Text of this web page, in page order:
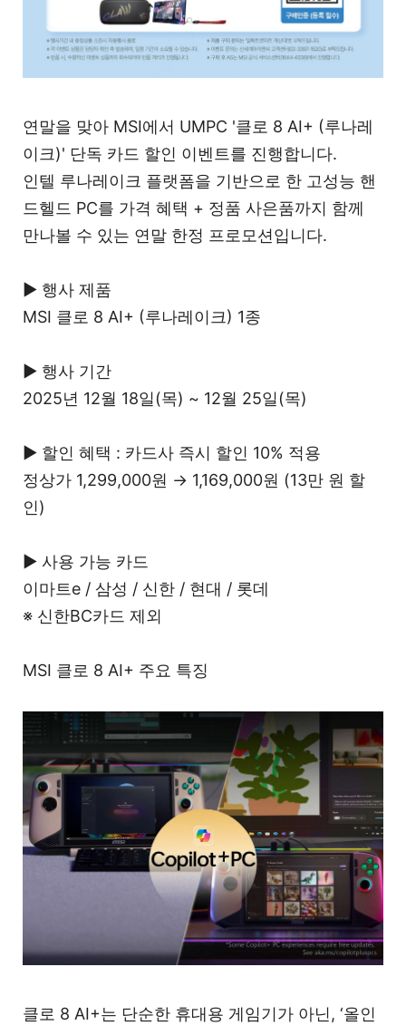
연말을 맞아 MSI에서 UMPC '클로 8 AI+ (루나레
이크)' 단독 카드 할인 이벤트를 진행합니다.
인텔 루나레이크 플랫폼을 기반으로 한 고성능 핸
드헬드 PC를 가격 혜택 + 정품 사은품까지 함께
만나볼 수 있는 연말 한정 프로모션입니다.
▶ 행사 제품
MSI 클로 8 AI+ (루나레이크) 1종
▶ 행사 기간
2025년 12월 18일(목) ~ 12월 25일(목)
▶ 할인 혜택 : 카드사 즉시 할인 10% 적용
정상가 1,299,000원 → 1,169,000원 (13만 원 할
인)
▶ 사용 가능 카드
이마트e / 삼성 / 신한 / 현대 / 롯데
※ 신한BC카드 제외
MSI 클로 8 AI+ 주요 특징
클로 8 AI+는 단순한 휴대용 게임기가 아닌, ‘올인